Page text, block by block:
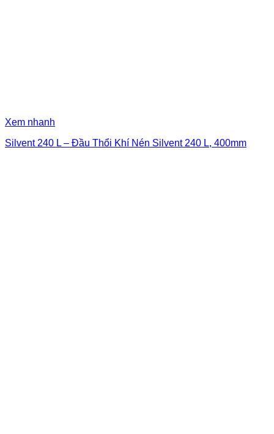
Xem nhanh
Silvent 240 L – Đầu Thổi Khí Nén Silvent 240 L, 400mm